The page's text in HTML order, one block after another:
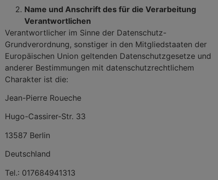
Name und Anschrift des für die Verarbeitung
Verantwortlichen
Verantwortlicher im Sinne der Datenschutz-
Grundverordnung, sonstiger in den Mitgliedstaaten der
Europäischen Union geltenden Datenschutzgesetze und
anderer Bestimmungen mit datenschutzrechtlichem
Charakter ist die:
Jean-Pierre Roueche
Hugo-Cassirer-Str. 33
13587 Berlin
Deutschland
Tel.: 017684941313